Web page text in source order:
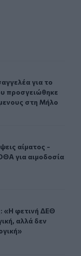
που
για το
για το
προσγειώθηκε
στη Μήλο
της ΕΟΘΑ για
αίματος -
αίματος -
για αιμοδοσία
προεκλογική,
«Η φετινή ΔΕΘ
«Η φετινή ΔΕΘ
αλλά δεν